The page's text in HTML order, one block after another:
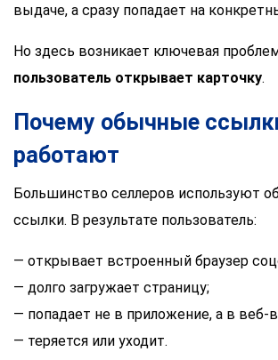
выдаче, а сразу попадает на
Но здесь возникает ключевая
пользователь открывает карточку.
Почему обычные
работают
Большинство селлеров используют
ссылки. В результате пользователь:
— открывает встроенный браузер
— долго загружает страницу;
— попадает не в приложение, а в веб-
— теряется или уходит.